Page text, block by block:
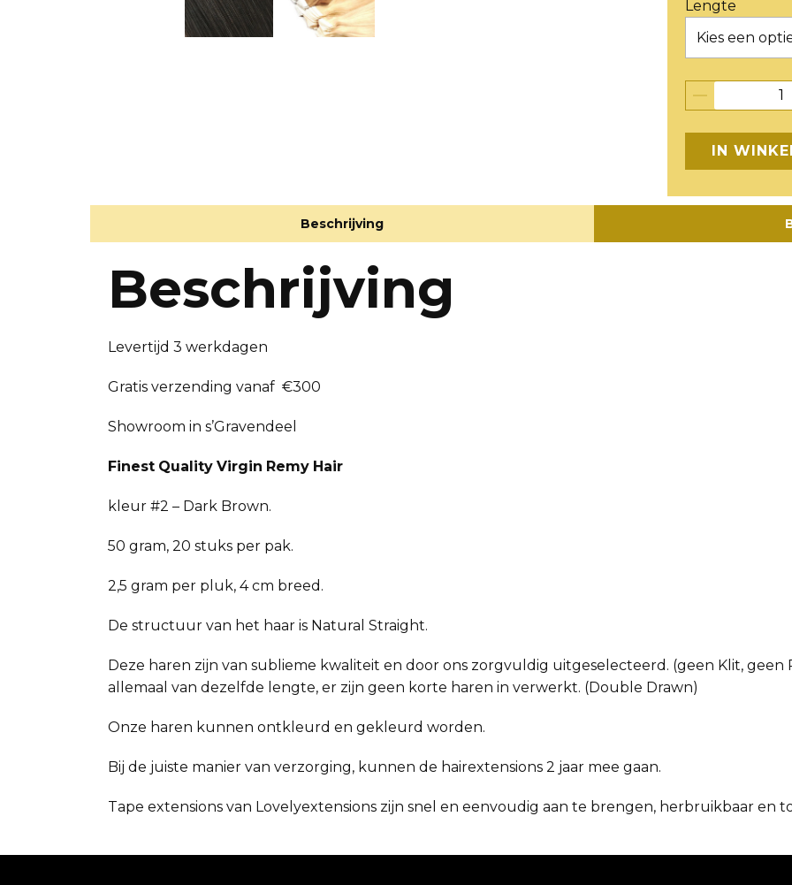
Lengte
IN
Beschrijving
Beschrijving
Levertijd 3 werkdagen
Gratis verzending vanaf €300
Showroom in s’Gravendeel
Finest Quality Virgin Remy Hair
kleur #2 – Dark Brown.
50 gram, 20 stuks per pak.
2,5 gram per pluk, 4 cm breed.
De structuur van het haar is Natural Straight.
Deze haren zijn van sublieme kwaliteit en door ons zorgvuldig uitgeselecteerd. (geen Klit, geen
allemaal van dezelfde lengte, er zijn geen korte haren in verwerkt. (Double Drawn)
Onze haren kunnen ontkleurd en gekleurd worden.
Bij de juiste manier van verzorging, kunnen de hairextensions 2 jaar mee gaan.
Tape extensions van Lovelyextensions zijn snel en eenvoudig aan te brengen, herbruikbaar en